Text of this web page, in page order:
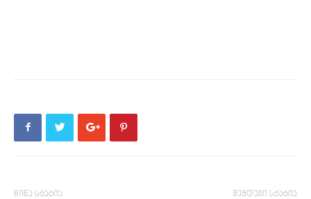
წინა სტატია შემდეგი სტატია